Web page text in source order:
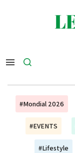
#Mondial 2026
#EVENTS
#Lifestyle